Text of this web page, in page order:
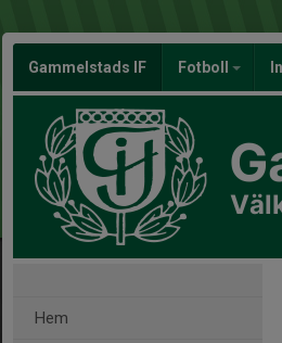
Gammelstads IF Fotboll
Hem